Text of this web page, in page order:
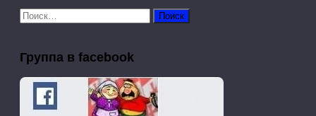
Найти:
Группа в facebook